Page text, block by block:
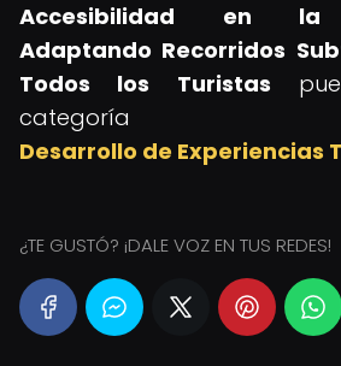
Accesibilidad en la
Adaptando Recorridos
Todos los Turistas
categoría
Desarrollo de Experiencias
¿TE GUSTÓ? ¡DALE VOZ EN TUS REDES!